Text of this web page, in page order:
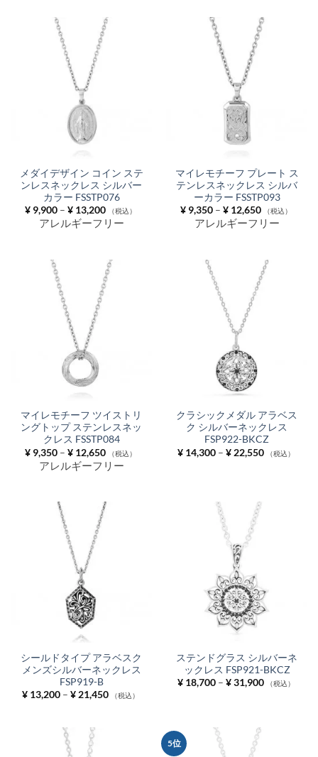
–
–
メダイデザイン コイン ステ
ンレスネックレス シルバー
カラー FSSTP076
¥9,900 – ¥13,200価
格
帯:
（税込）
アレルギーフリー
マイレモチーフ プレート ス
テンレスネックレス シルバ
ーカラー FSSTP093
¥9,350 – ¥12,650価
格
帯:
（税込）
アレルギーフリー
マイレモチーフ ツイストリ
ングトップ ステンレスネッ
クレス FSSTP084
¥9,350 – ¥12,650価
格
帯:
（税込）
アレルギーフリー
クラシックメダル アラベス
ク シルバーネックレス
FSP922-BKCZ
¥14,300 – ¥22,550価
格
（税込）
シールドタイプ アラベスク
メンズシルバーネックレス
FSP919-B
¥13,200 – ¥21,450価
格
（税込）
ステンドグラス シルバーネ
ックレス FSP921-BKCZ
¥18,700 – ¥31,900価
格
（税込）
5位